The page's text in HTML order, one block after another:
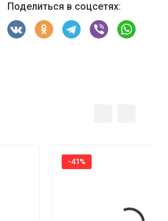
Поделиться в соцсетях:
-41%